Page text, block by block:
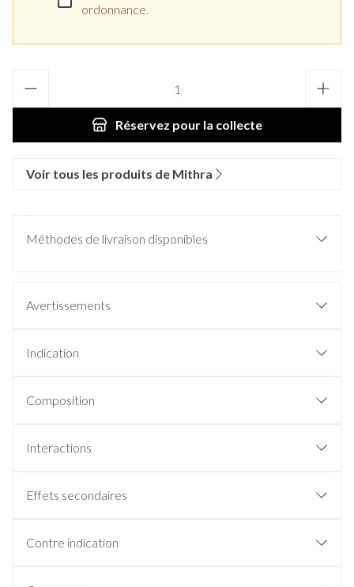
ordonnance.
Réservez pour la collecte
Voir tous les produits de Mithra
Méthodes de livraison disponibles
Avertissements
Indication
Composition
Interactions
Effets secondaires
Contre indication